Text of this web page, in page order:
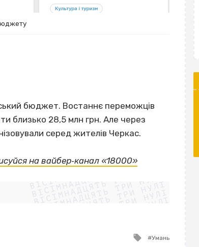
бюджет. Востаннє переможців
близько 28,5 млн грн. Але через
серед жителів Черкас.
на вайбер‐канал «18000»
ВІСІМНАДЦЯТЬ ТРИ НУЛІ
ВІСІМНАДЦЯТЬ ТРИ НУЛІ
ВІСІМНАДЦЯТЬ ТРИ НУЛІ
ВІСІМНАДЦЯТЬ ТРИ НУЛІ
ВІСІМНАДЦЯТЬ ТРИ НУЛІ
ВІСІМНАДЦЯТЬ ТРИ НУЛІ
ВІСІМНАДЦЯТЬ ТРИ НУЛІ
ВІСІМНАДЦЯТЬ ТРИ НУЛІ
Tagged
Умань